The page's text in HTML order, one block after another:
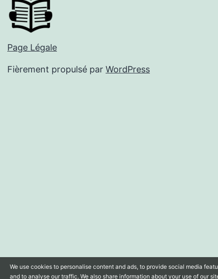
Page Légale
Fièrement propulsé par WordPress
We use cookies to personalise content and ads, to provide social media
and to analyse our traffic. We also share information about your use of our